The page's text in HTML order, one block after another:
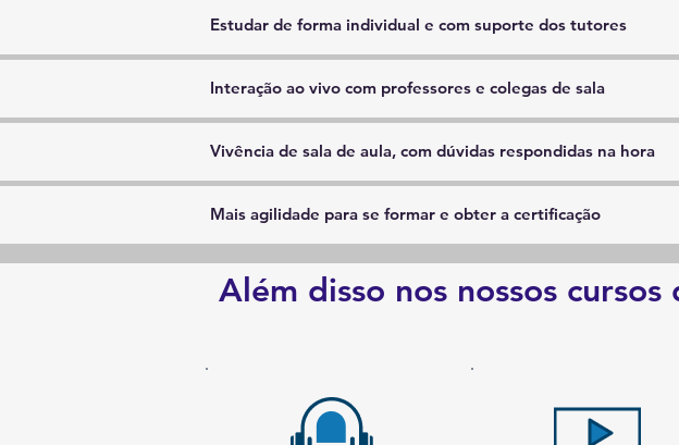
Estudar de forma individual e com suporte dos tutores
Interação ao vivo com professores e colegas de sala
Vivência de sala de aula, com dúvidas respondidas na hora
Mais agilidade para se formar e obter a certificação
Além disso nos nossos